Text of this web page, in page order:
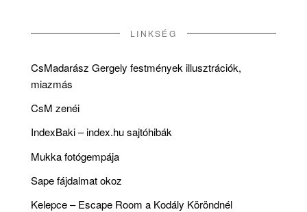
LINKSÉG
CsMadarász Gergely festmények illusztrációk,
miazmás
CsM zenéi
IndexBaki – index.hu sajtóhibák
Mukka fotógempája
Sape fájdalmat okoz
Kelepce – Escape Room a Kodály Köröndnél